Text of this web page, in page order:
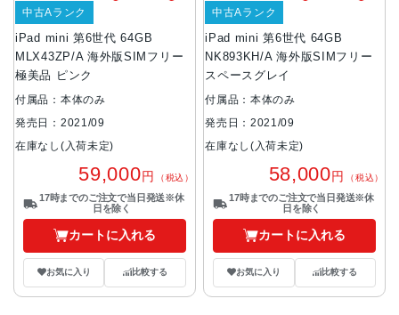
iPad mini 第6世代 64GB
MLX43ZP/A 海外版SIMフリー
極美品 ピンク
中古Aランク
付属品：本体のみ
発売日：2021/09
在庫なし(入荷未定)
59,000円 （税込）
17時までのご注文で当日発送※休
日を除く
カートに入れる
お気に入り 比較する
iPad mini 第6世代 64GB
NK893KH/A 海外版SIMフリー
スペースグレイ
中古Aランク
付属品：本体のみ
発売日：2021/09
在庫なし(入荷未定)
58,000円 （税込）
17時までのご注文で当日発送※休
日を除く
カートに入れる
お気に入り 比較する